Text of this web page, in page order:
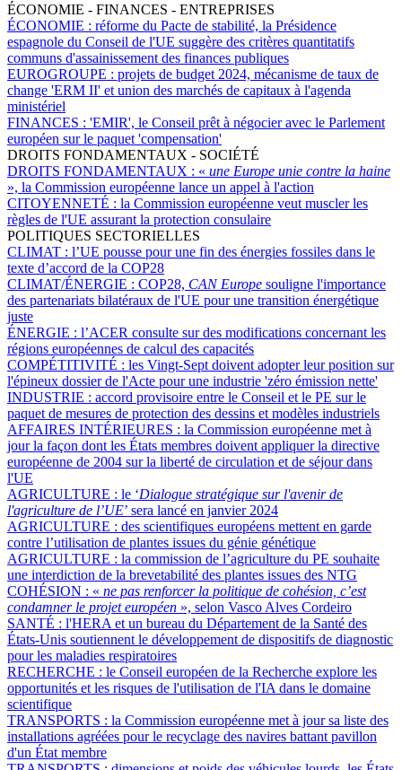
ÉCONOMIE - FINANCES - ENTREPRISES
ÉCONOMIE : réforme du Pacte de stabilité, la Présidence
espagnole du Conseil de l'UE suggère des critères quantitatifs
communs d'assainissement des finances publiques
EUROGROUPE : projets de budget 2024, mécanisme de taux de
change 'ERM II' et union des marchés de capitaux à l'agenda
ministériel
FINANCES : 'EMIR', le Conseil prêt à négocier avec le Parlement
européen sur le paquet 'compensation'
DROITS FONDAMENTAUX - SOCIÉTÉ
DROITS FONDAMENTAUX : « une Europe unie contre la haine
», la Commission européenne lance un appel à l'action
CITOYENNETÉ : la Commission européenne veut muscler les
règles de l'UE assurant la protection consulaire
POLITIQUES SECTORIELLES
CLIMAT : l’UE pousse pour une fin des énergies fossiles dans le
texte d’accord de la COP28
CLIMAT/ÉNERGIE : COP28, CAN Europe souligne l'importance
des partenariats bilatéraux de l'UE pour une transition énergétique
juste
ÉNERGIE : l’ACER consulte sur des modifications concernant les
régions européennes de calcul des capacités
COMPÉTITIVITÉ : les Vingt-Sept doivent adopter leur position sur
l'épineux dossier de l'Acte pour une industrie 'zéro émission nette'
INDUSTRIE : accord provisoire entre le Conseil et le PE sur le
paquet de mesures de protection des dessins et modèles industriels
AFFAIRES INTÉRIEURES : la Commission européenne met à
jour la façon dont les États membres doivent appliquer la directive
européenne de 2004 sur la liberté de circulation et de séjour dans
l'UE
AGRICULTURE : le ‘Dialogue stratégique sur l'avenir de
l'agriculture de l’UE’ sera lancé en janvier 2024
AGRICULTURE : des scientifiques européens mettent en garde
contre l’utilisation de plantes issues du génie génétique
AGRICULTURE : la commission de l’agriculture du PE souhaite
une interdiction de la brevetabilité des plantes issues des NTG
COHÉSION : « ne pas renforcer la politique de cohésion, c’est
condamner le projet européen », selon Vasco Alves Cordeiro
SANTÉ : l'HERA et un bureau du Département de la Santé des
États-Unis soutiennent le développement de dispositifs de diagnostic
pour les maladies respiratoires
RECHERCHE : le Conseil européen de la Recherche explore les
opportunités et les risques de l'utilisation de l'IA dans le domaine
scientifique
TRANSPORTS : la Commission européenne met à jour sa liste des
installations agréées pour le recyclage des navires battant pavillon
d'un État membre